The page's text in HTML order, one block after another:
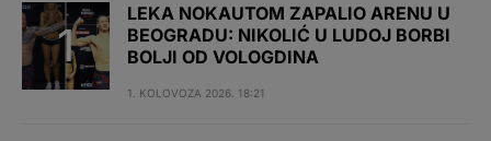
LEKA NOKAUTOM ZAPALIO ARENU U
BEOGRADU: NIKOLIĆ U LUDOJ BORBI
BOLJI OD VOLOGDINA
1. KOLOVOZA 2026. 18:21